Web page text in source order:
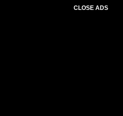
CLOSE ADS